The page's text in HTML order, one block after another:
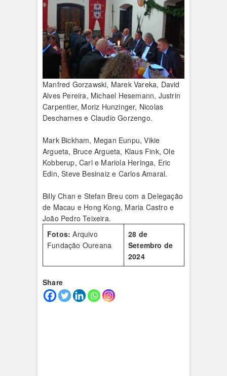
Manfred Gorzawski, Marek Vareka, David
Alves Pereira, Michael Hesemann, Justrin
Carpentier, Moriz Hunzinger, Nicolas
Descharnes e Claudio Gorzengo.
Mark Bickham, Megan Eunpu, Vikie
Argueta, Bruce Argueta, Klaus Fink, Ole
Kobberup, Carl e Mariola Heringa, Eric
Edin, Steve Besinaiz e Carlos Amaral.
Billy Chan e Stefan Breu com a Delegação
de Macau e Hong Kong, Maria Castro e
João Pedro Teixeira.
Fotos: Arquivo
Fundação Oureana
28 de
Setembro de
2024
Share